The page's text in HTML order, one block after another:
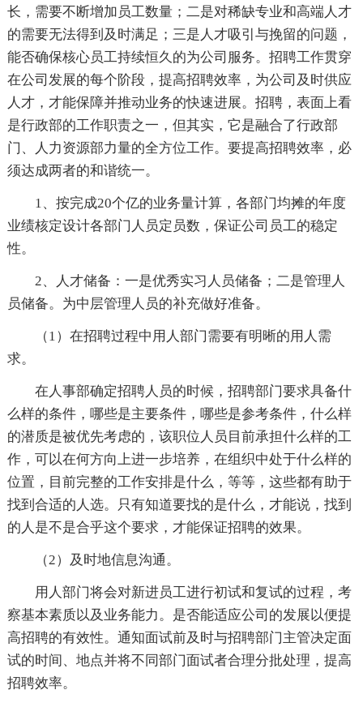
长，需要不断增加员工数量；二是对稀缺专业和高端人才
的需要无法得到及时满足；三是人才吸引与挽留的问题，
能否确保核心员工持续恒久的为公司服务。招聘工作贯穿
在公司发展的每个阶段，提高招聘效率，为公司及时供应
人才，才能保障并推动业务的快速进展。招聘，表面上看
是行政部的工作职责之一，但其实，它是融合了行政部
门、人力资源部力量的全方位工作。要提高招聘效率，必
须达成两者的和谐统一。
1、按完成20个亿的业务量计算，各部门均摊的年度
业绩核定设计各部门人员定员数，保证公司员工的稳定
性。
2、人才储备：一是优秀实习人员储备；二是管理人
员储备。为中层管理人员的补充做好准备。
（1）在招聘过程中用人部门需要有明晰的用人需
求。
在人事部确定招聘人员的时候，招聘部门要求具备什
么样的条件，哪些是主要条件，哪些是参考条件，什么样
的潜质是被优先考虑的，该职位人员目前承担什么样的工
作，可以在何方向上进一步培养，在组织中处于什么样的
位置，目前完整的工作安排是什么，等等，这些都有助于
找到合适的人选。只有知道要找的是什么，才能说，找到
的人是不是合乎这个要求，才能保证招聘的效果。
（2）及时地信息沟通。
用人部门将会对新进员工进行初试和复试的过程，考
察基本素质以及业务能力。是否能适应公司的发展以便提
高招聘的有效性。通知面试前及时与招聘部门主管决定面
试的时间、地点并将不同部门面试者合理分批处理，提高
招聘效率。